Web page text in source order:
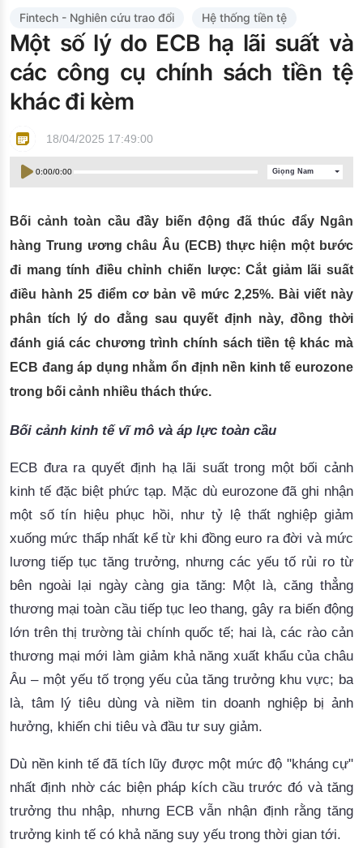
Đào tạo ISO
Fintech - Nghiên cứu trao đổi Hệ thống tiền tệ
Một số lý do ECB hạ lãi suất và
các công cụ chính sách tiền tệ
khác đi kèm
18/04/2025 17:49:00
0:00/0:00 Giọng Nam
Bối cảnh toàn cầu đầy biến động đã thúc đẩy Ngân
hàng Trung ương châu Âu (ECB) thực hiện một bước
đi mang tính điều chỉnh chiến lược: Cắt giảm lãi suất
điều hành 25 điểm cơ bản về mức 2,25%. Bài viết này
phân tích lý do đằng sau quyết định này, đồng thời
đánh giá các chương trình chính sách tiền tệ khác mà
ECB đang áp dụng nhằm ổn định nền kinh tế eurozone
trong bối cảnh nhiều thách thức.
Bối cảnh kinh tế vĩ mô và áp lực toàn cầu
ECB đưa ra quyết định hạ lãi suất trong một bối cảnh
kinh tế đặc biệt phức tạp. Mặc dù eurozone đã ghi nhận
một số tín hiệu phục hồi, như tỷ lệ thất nghiệp giảm
xuống mức thấp nhất kể từ khi đồng euro ra đời và mức
lương tiếp tục tăng trưởng, nhưng các yếu tố rủi ro từ
bên ngoài lại ngày càng gia tăng: Một là, căng thẳng
thương mại toàn cầu tiếp tục leo thang, gây ra biến động
lớn trên thị trường tài chính quốc tế; hai là, các rào cản
thương mại mới làm giảm khả năng xuất khẩu của châu
Âu – một yếu tố trọng yếu của tăng trưởng khu vực; ba
là, tâm lý tiêu dùng và niềm tin doanh nghiệp bị ảnh
hưởng, khiến chi tiêu và đầu tư suy giảm.
Dù nền kinh tế đã tích lũy được một mức độ "kháng cự"
nhất định nhờ các biện pháp kích cầu trước đó và tăng
trưởng thu nhập, nhưng ECB vẫn nhận định rằng tăng
trưởng kinh tế có khả năng suy yếu trong thời gian tới.